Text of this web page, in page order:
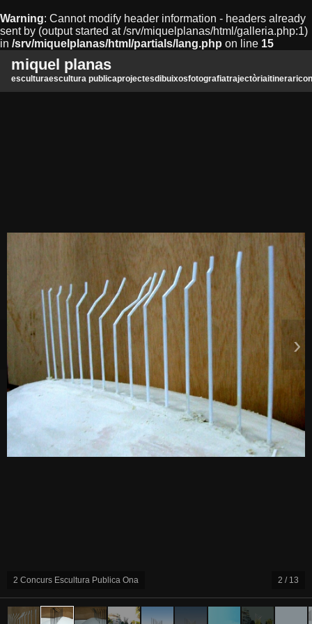
Warning: Cannot modify header information - headers already
sent by (output started at /srv/miquelplanas/html/galleria.php:1)
in /srv/miquelplanas/html/partials/lang.php on line 15
miquel planas
esculturaescultura publicaprojectesdibuixosfotografiatrajectòriaitinerari
›
2 Concurs Escultura Publica Ona 2 / 13